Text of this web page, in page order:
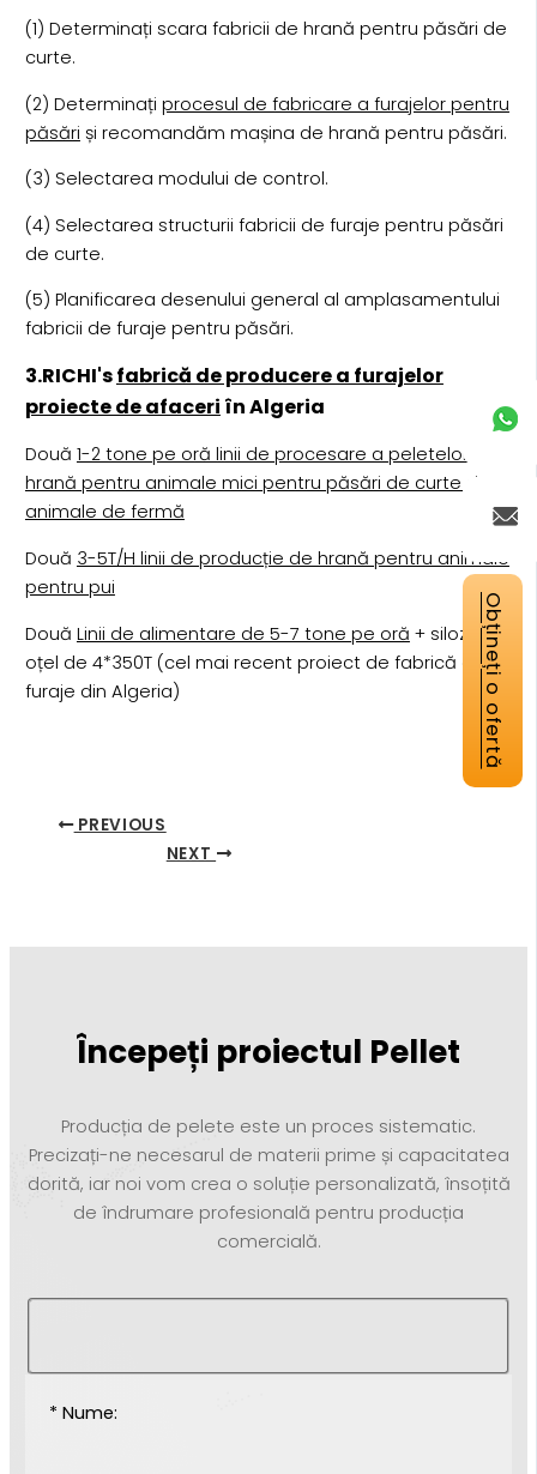
(1) Determinați scara fabricii de hrană pentru păsări de
curte.
(2) Determinați procesul de fabricare a furajelor pentru
păsări și recomandăm mașina de hrană pentru păsări.
(3) Selectarea modului de control.
(4) Selectarea structurii fabricii de furaje pentru păsări
de curte.
(5) Planificarea desenului general al amplasamentului
fabricii de furaje pentru păsări.
3.RICHI'sfabrică de producere a furajelor
proiecte de afaceri în Algeria
Două 1-2 tone pe oră linii de procesare a peletelor de
hrană pentru animale mici pentru păsări de curte și
animale de fermă
Două 3-5T/H linii de producție de hrană pentru animale
pentru pui
Două Linii de alimentare de 5-7 tone pe oră + siloz de
oțel de 4*350T (cel mai recent proiect de fabrică de
furaje din Algeria)
PREVIOUS
NEXT
Începeți proiectul Pellet
Producția de pelete este un proces sistematic.
Precizați-ne necesarul de materii prime și capacitatea
dorită, iar noi vom crea o soluție personalizată, însoțită
de îndrumare profesională pentru producția
comercială.
* Nume:
Obțineți o ofertă